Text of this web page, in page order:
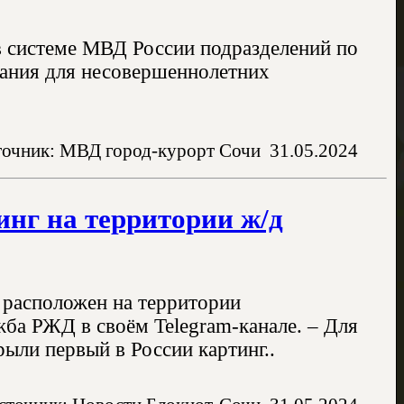
системе МВД России подразделений по
для несовершеннолетних
МВД город-курорт Сочи 31.05.2024
на территории ж/д
на территории
РЖД в своём Telegram-канале. – Для
первый в России картинг..